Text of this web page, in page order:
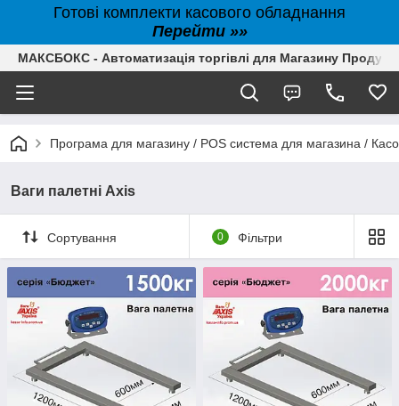
Готові комплекти касового обладнання
Перейти »»
МАКСБОКС - Автоматизація торгівлі для Магазину
Програма для магазину / POS система для магазина /
Ваги палетні Ахіѕ
Сортування 0 Фільтри